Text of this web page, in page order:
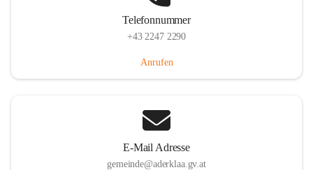
Telefonnummer
+43 2247 2290
Anrufen
E-Mail Adresse
gemeinde@aderklaa.gv.at